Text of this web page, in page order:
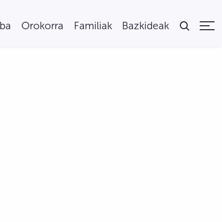
Orokorra Familiak Bazkideak